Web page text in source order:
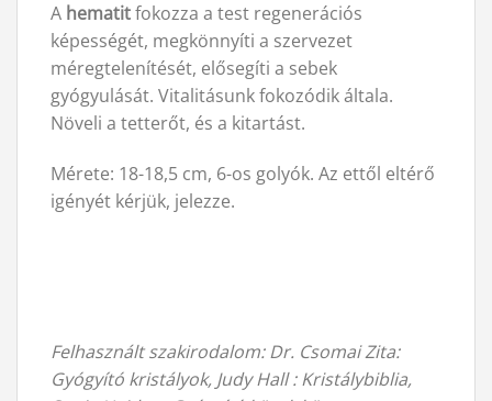
A hematitfokozza a test regenerációs
képességét, megkönnyíti a szervezet
méregtelenítését, elősegíti a sebek
gyógyulását. Vitalitásunk fokozódik általa.
Növeli a tetterőt, és a kitartást.
Mérete: 18-18,5 cm, 6-os golyók. Az ettől eltérő
igényét kérjük, jelezze.
Felhasznált szakirodalom:Dr. Csomai Zita:
Gyógyító kristályok, Judy Hall : Kristálybiblia,